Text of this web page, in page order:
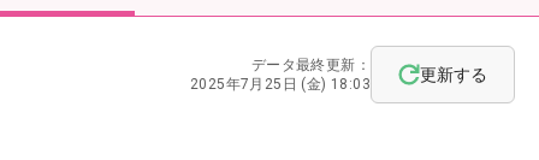
データ最終更新：
2025年7月25日 (金) 18:03
更新する